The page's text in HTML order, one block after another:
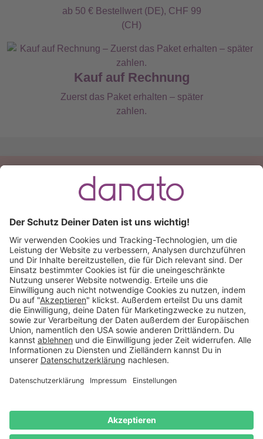
ab 50 € Bestellwert (DE), CHF 99
(CH)
Kauf auf Rechnung
Zuerst das Paket erhalten – später
zahlen.
Du hast eine Frage?
+49 (0) 511 51 56 0300
schreib uns eineE-Mail
Käuferschutz inklusive Kauf auf Rechnung
Mitglied im:
Deutschland
Datenschutz Widerrufsrecht
widerrufen